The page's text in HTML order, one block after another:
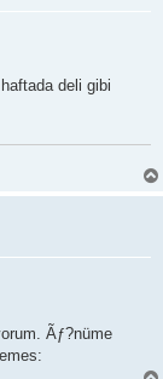
deli gibi
Ãƒ?nüme